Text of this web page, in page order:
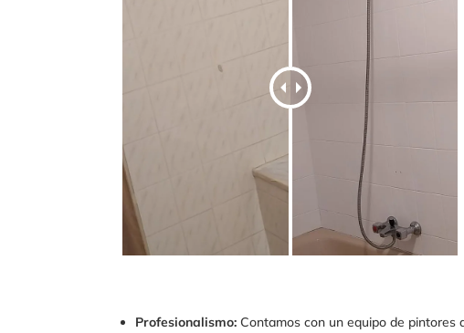
Profesionalismo: Contamos con un equipo de pintores